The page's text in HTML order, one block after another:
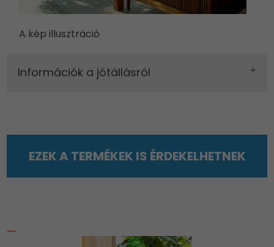
A kép illusztráció
Információk a jótállásról
EZEK A TERMÉKEK IS ÉRDEKELHETNEK